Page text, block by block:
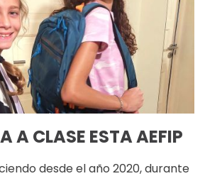
A CLASE ESTA AEFIP
desde el año 2020, durante